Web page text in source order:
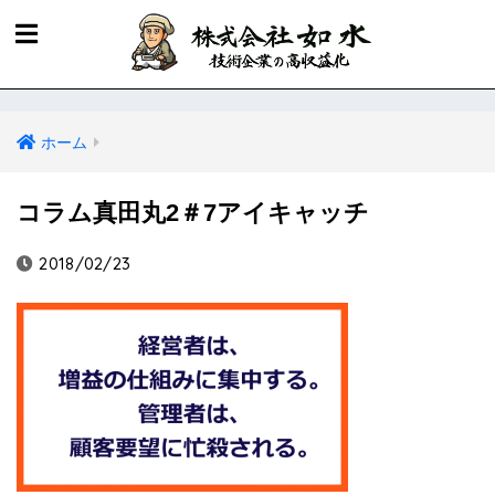
ホーム
コラム真田丸2＃7アイキャッチ
2018/02/23